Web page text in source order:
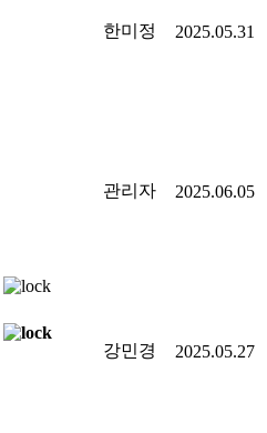
한미정 2025.05.31
관리자 2025.06.05
강민경 2025.05.27